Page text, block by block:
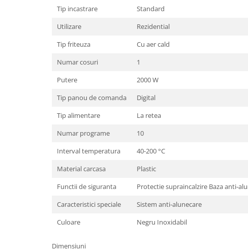
Tip incastrare
Standard
Utilizare
Rezidential
Tip friteuza
Cu aer cald
Numar cosuri
1
Putere
2000 W
Tip panou de comanda
Digital
Tip alimentare
La retea
Numar programe
10
Interval temperatura
40-200 °C
Material carcasa
Plastic
Functii de siguranta
Protectie supraincalzire Baza anti-
Caracteristici speciale
Sistem anti-alunecare
Culoare
Negru Inoxidabil
Dimensiuni